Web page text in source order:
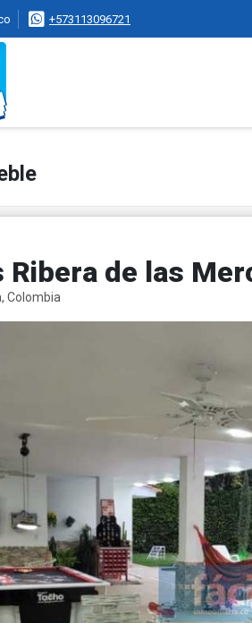
+573113096721
Ribera de las
Colombia